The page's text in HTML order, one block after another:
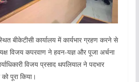
बीकेटीसी कार्यालय में कार्यभार ग्रहण करने से
विजय कपरवाण ने हवन-यज्ञ और पूजा अर्चना
विजय प्रसाद थपलियाल ने पदभार
पूरा किया।